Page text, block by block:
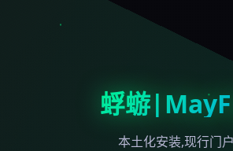
蜉蝣
本土化安装,现行门户